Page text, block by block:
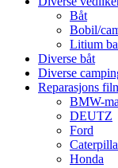
Båt
Bobil/
Litium
Diverse båt
Diverse
Reparasjons
BMW-
DEUTZ
Ford
Honda